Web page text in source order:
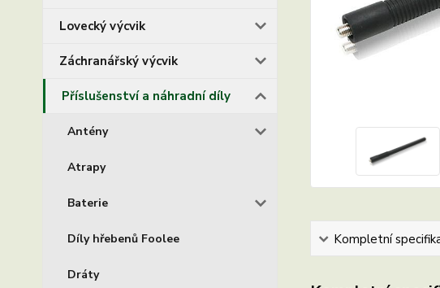
Lovecký výcvik
Záchranářský výcvik
Příslušenství a náhradní díly
Antény
Atrapy
Baterie
Díly hřebenů Foolee
Dráty
Kompletní